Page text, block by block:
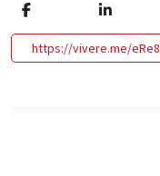
https://vivere.me/eRe8